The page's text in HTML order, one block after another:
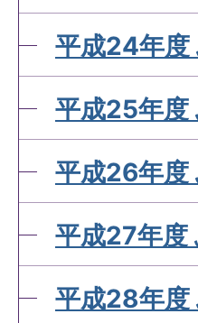
平成24年度
平成25年度
平成26年度
平成27年度
平成28年度